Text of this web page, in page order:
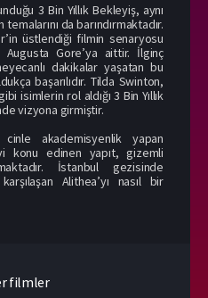
3 Bin Yıllık Bekleyiş, aynı
da barındırmaktadır.
üstlendiği filmin senaryosu
Gore’ya aittir. İlginç
dakikalar yaşatan bu
başarılıdır. Tilda Swinton,
isimlerin rol aldığı 3 Bin Yıllık
vizyona girmiştir.
akademisyenlik yapan
konu edinen yapıt, gizemli
İstanbul gezisinde
Alithea’yı nasıl bir
filmler